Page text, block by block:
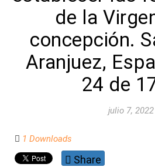
de la
concepción.
Aranjuez,
24 de
julio 7, 2022
1 Downloads
Share